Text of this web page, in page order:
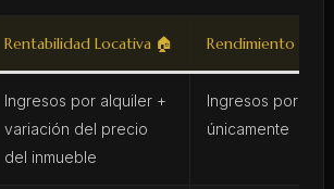
Rentabilidad Locativa 🏠 Rendimiento
Ingresos por alquiler +
variación del precio
del inmueble
Ingresos por
únicamente